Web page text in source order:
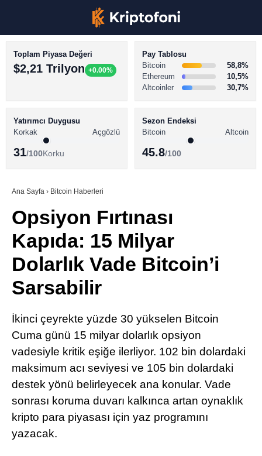
Telegram
BİTCOİN HABERLERİ
ALTCOİN HABERLERİ
SÖZLÜK
Toplam Piyasa Değeri
$2,21 Trilyon +0.00%
Pay Tablosu
Bitcoin
58,8%
Ethereum
10,5%
Altcoinler
30,7%
Yatırımcı Duygusu
Korkak
Açgözlü
31/100Korku
Sezon Endeksi
Bitcoin
Altcoin
45.8/100
Ana Sayfa › Bitcoin Haberleri
Opsiyon Fırtınası
Kapıda: 15 Milyar
Dolarlık Vade Bitcoin’i
Sarsabilir
İkinci çeyrekte yüzde 30 yükselen Bitcoin
Cuma günü 15 milyar dolarlık opsiyon
vadesiyle kritik eşiğe ilerliyor. 102 bin dolardaki
maksimum acı seviyesi ve 105 bin dolardaki
destek yönü belirleyecek ana konular. Vade
sonrası koruma duvarı kalkınca artan oynaklık
kripto para piyasası için yaz programını
yazacak.